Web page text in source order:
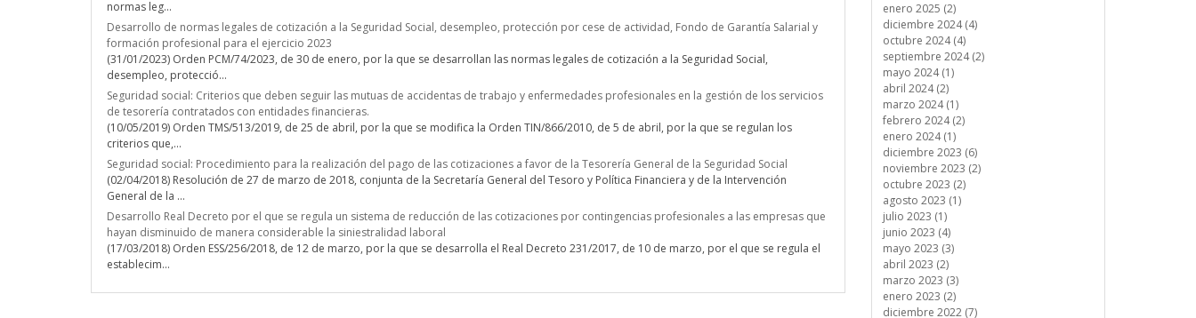
normas leg...
Desarrollo de normas legales de cotización a la Seguridad Social, desempleo, protección por cese de actividad, Fondo de Garantía Salarial y
formación profesional para el ejercicio 2023
(31/01/2023) Orden PCM/74/2023, de 30 de enero, por la que se desarrollan las normas legales de cotización a la Seguridad Social,
desempleo, protecció...
Seguridad social: Criterios que deben seguir las mutuas de accidentas de trabajo y enfermedades profesionales en la gestión de los servicios
de tesorería contratados con entidades financieras.
(10/05/2019) Orden TMS/513/2019, de 25 de abril, por la que se modifica la Orden TIN/866/2010, de 5 de abril, por la que se regulan los
criterios que,...
Seguridad social: Procedimiento para la realización del pago de las cotizaciones a favor de la Tesorería General de la Seguridad Social
(02/04/2018) Resolución de 27 de marzo de 2018, conjunta de la Secretaría General del Tesoro y Política Financiera y de la Intervención
General de la ...
Desarrollo Real Decreto por el que se regula un sistema de reducción de las cotizaciones por contingencias profesionales a las empresas que
hayan disminuido de manera considerable la siniestralidad laboral
(17/03/2018) Orden ESS/256/2018, de 12 de marzo, por la que se desarrolla el Real Decreto 231/2017, de 10 de marzo, por el que se regula el
establecim...
enero 2025 (2)
diciembre 2024 (4)
octubre 2024 (4)
septiembre 2024 (2)
mayo 2024 (1)
abril 2024 (2)
marzo 2024 (1)
febrero 2024 (2)
enero 2024 (1)
diciembre 2023 (6)
noviembre 2023 (2)
octubre 2023 (2)
agosto 2023 (1)
julio 2023 (1)
junio 2023 (4)
mayo 2023 (3)
abril 2023 (2)
marzo 2023 (3)
enero 2023 (2)
diciembre 2022 (7)